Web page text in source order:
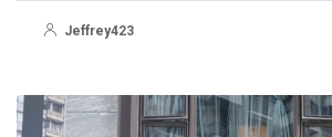
Jeffrey423